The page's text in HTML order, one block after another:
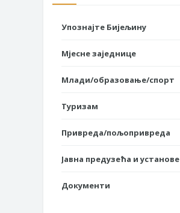
Упознајте Бијељину
Мјесне заједнице
Млади/образовање/спорт
Туризам
Привреда/пољопривреда
Јавна предузећа и установе
Документи